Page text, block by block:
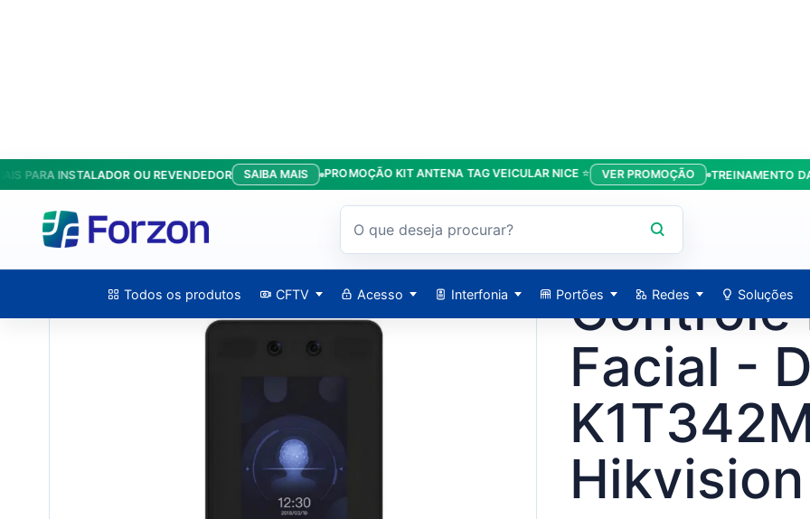
INSTALADOR OU REVENDEDOR SAIBA MAIS PROMOÇÃO KIT ANTENA TAG VEICULAR NICE ⭐ VER PROMOÇÃO TREINAMENTO DA
Todos os produtos CFTV Acesso Interfonia Portões Redes Soluções
Início/Produtos/Acesso/Controle De Acesso Facial - DS-K1T342MFWX - Hikvision
Controle
Facial -
Hikvision